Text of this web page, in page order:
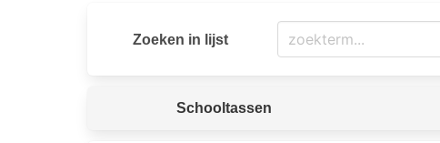
Zoeken in lijst
Schooltassen